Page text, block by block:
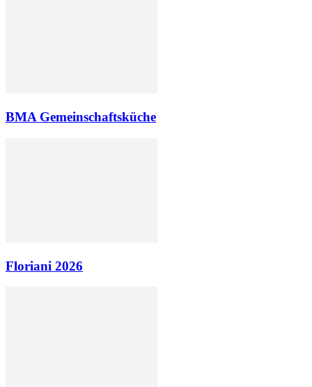
BMA Gemeinschaftsküche
Floriani 2026